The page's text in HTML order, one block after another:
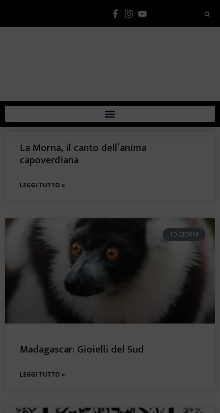
La Morna, il canto dell’anima
capoverdiana
LEGGI TUTTO »
10 GIORNI
Madagascar: Gioielli del Sud
LEGGI TUTTO »